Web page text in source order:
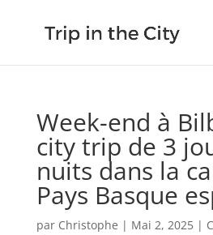
Week-end à
city trip de 3
nuits dans la
Pays Basque
par Christophe | Mai 2, 2025|